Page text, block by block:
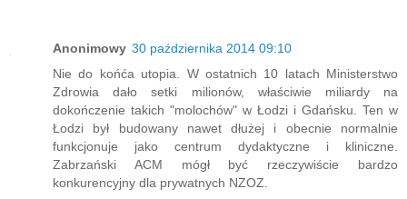
Anonimowy 30 października 2014 09:10
Nie do końća utopia. W ostatnich 10 latach Ministerstwo
Zdrowia dało setki milionów, właściwie miliardy na
dokończenie takich "molochów" w Łodzi i Gdańsku. Ten w
Łodzi był budowany nawet dłużej i obecnie normalnie
funkcjonuje jako centrum dydaktyczne i kliniczne.
Zabrzański ACM mógł być rzeczywiście bardzo
konkurencyjny dla prywatnych NZOZ.